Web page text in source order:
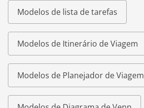
Modelos de lista de tarefas
Modelos de Itinerário de Viagem
Modelos de Planejador de Viagem